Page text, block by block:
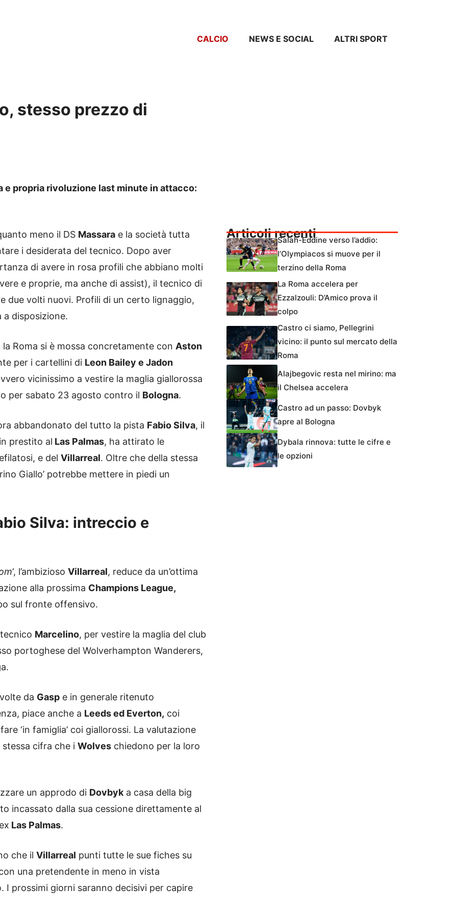
CALCIO NEWS E SOCIAL ALTRI SPORT
stesso prezzo di
e propria rivoluzione last minute in attacco:
meno il DS Massara e la società tutta
i desiderata del tecnico. Dopo aver
di avere in rosa profili che abbiano molti
e proprie, ma anche di assist), il tecnico di
due volti nuovi. Profili di un certo lignaggio,
a disposizione.
Roma si è mossa concretamente con Aston
per i cartellini di Leon Bailey e Jadon
vicinissimo a vestire la maglia giallorossa
per sabato 23 agosto contro il Bologna.
abbandonato del tutto la pista Fabio Silva, il
prestito al Las Palmas, ha attirato le
e del Villarreal. Oltre che della stessa
Giallo’ potrebbe mettere in piedi un
Silva: intreccio e
‘, l’ambizioso Villarreal, reduce da un’ottima
alla prossima Champions League,
sul fronte offensivo.
Marcelino, per vestire la maglia del club
portoghese del Wolverhampton Wanderers,
da Gasp e in generale ritenuto
piace anche a Leeds ed Everton, coi
‘in famiglia’ coi giallorossi. La valutazione
cifra che i Wolves chiedono per la loro
un approdo di Dovbyk a casa della big
incassato dalla sua cessione direttamente al
Las Palmas.
che il Villarreal punti tutte le sue fiches su
una pretendente in meno in vista
I prossimi giorni saranno decisivi per capire
Articoli recentiSalah-Eddine verso l’addio:
l’Olympiacos si muove per il
terzino della Roma
La Roma accelera per
Ezzalzouli: D’Amico prova il
colpo
Castro ci siamo, Pellegrini
vicino: il punto sul mercato della
Roma
Alajbegovic resta nel mirino: ma
il Chelsea accelera
Castro ad un passo: Dovbyk
apre al Bologna
Dybala rinnova: tutte le cifre e
le opzioni